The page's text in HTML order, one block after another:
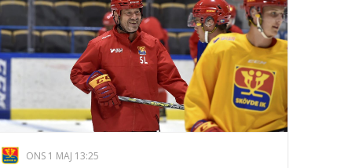
ONS 1 MAJ 13:25